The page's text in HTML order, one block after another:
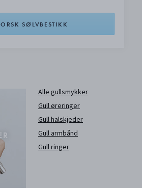
SØLVBESTIKK
Alle gullsmykker
Gull øreringer
Gull halskjeder
Gull armbånd
Gull ringer